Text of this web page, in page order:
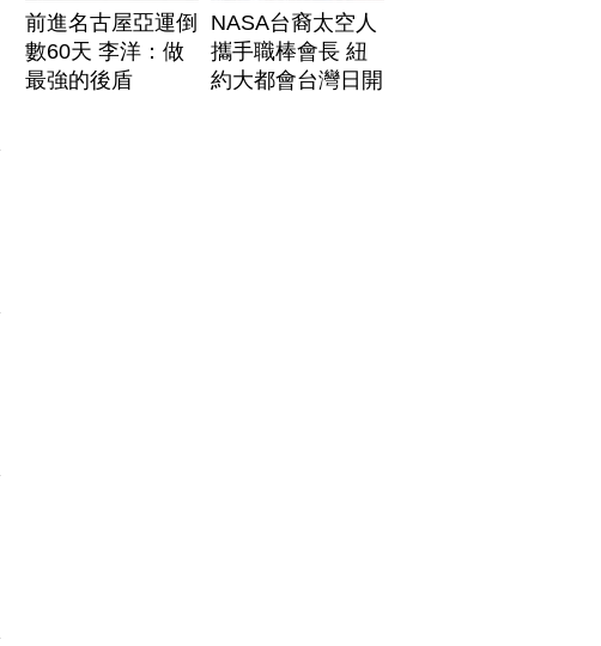
前進名古屋亞運倒
數60天 李洋：做
最強的後盾
NASA台裔太空人
攜手職棒會長 紐
約大都會台灣日開